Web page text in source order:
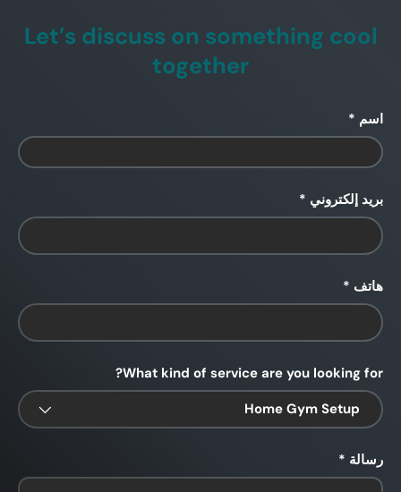
Let’s discuss on something cool
together
اسم
بريد إلكتروني
هاتف
What kind of service are you looking for?
رسالة